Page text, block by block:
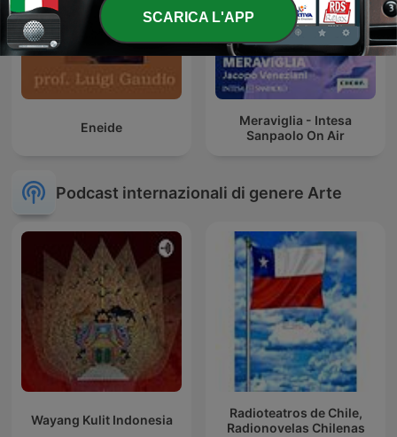
Eneide
Meraviglia - Intesa
Sanpaolo On Air
Podcast internazionali di genere Arte
Wayang Kulit Indonesia
Radioteatros de Chile,
Radionovelas Chilenas
SCARICA L'APP